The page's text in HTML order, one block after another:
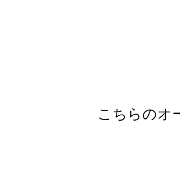
こちらのオ